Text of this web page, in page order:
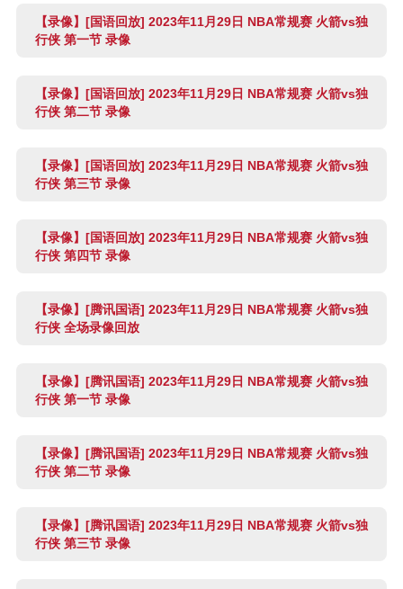
【录像】[国语回放] 2023年11月29日 NBA常规赛 火箭vs独
行侠 第一节 录像
【录像】[国语回放] 2023年11月29日 NBA常规赛 火箭vs独
行侠 第二节 录像
【录像】[国语回放] 2023年11月29日 NBA常规赛 火箭vs独
行侠 第三节 录像
【录像】[国语回放] 2023年11月29日 NBA常规赛 火箭vs独
行侠 第四节 录像
【录像】[腾讯国语] 2023年11月29日 NBA常规赛 火箭vs独
行侠 全场录像回放
【录像】[腾讯国语] 2023年11月29日 NBA常规赛 火箭vs独
行侠 第一节 录像
【录像】[腾讯国语] 2023年11月29日 NBA常规赛 火箭vs独
行侠 第二节 录像
【录像】[腾讯国语] 2023年11月29日 NBA常规赛 火箭vs独
行侠 第三节 录像